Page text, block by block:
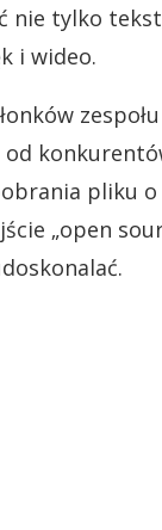
nie tylko
i wideo.
pliku
„open